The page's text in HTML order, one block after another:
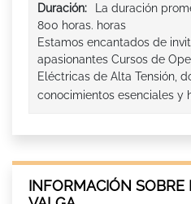
Duración:
La duración
800 horas. horas
Estamos encantados de
apasionantes Cursos de
Eléctricas de Alta Tensión,
conocimientos esenciales y
INFORMACIÓN SOBRE